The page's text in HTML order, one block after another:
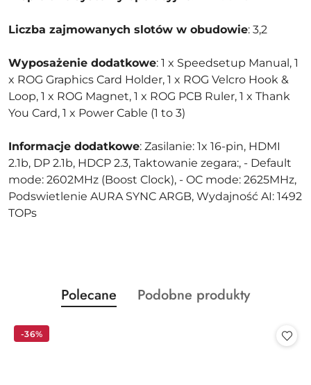
Liczba zajmowanych slotów w obudowie: 3,2
Wyposażenie dodatkowe: 1 x Speedsetup Manual, 1
x ROG Graphics Card Holder, 1 x ROG Velcro Hook &
Loop, 1 x ROG Magnet, 1 x ROG PCB Ruler, 1 x Thank
You Card, 1 x Power Cable (1 to 3)
Informacje dodatkowe: Zasilanie: 1x 16-pin, HDMI
2.1b, DP 2.1b, HDCP 2.3, Taktowanie zegara:, - Default
mode: 2602MHz (Boost Clock), - OC mode: 2625MHz,
Podswietlenie AURA SYNC ARGB, Wydajność AI: 1492
TOPs
Pomiń karuzelę produktów
Produkty
o
Polecane
Produkty
Podobne produkty
-36%